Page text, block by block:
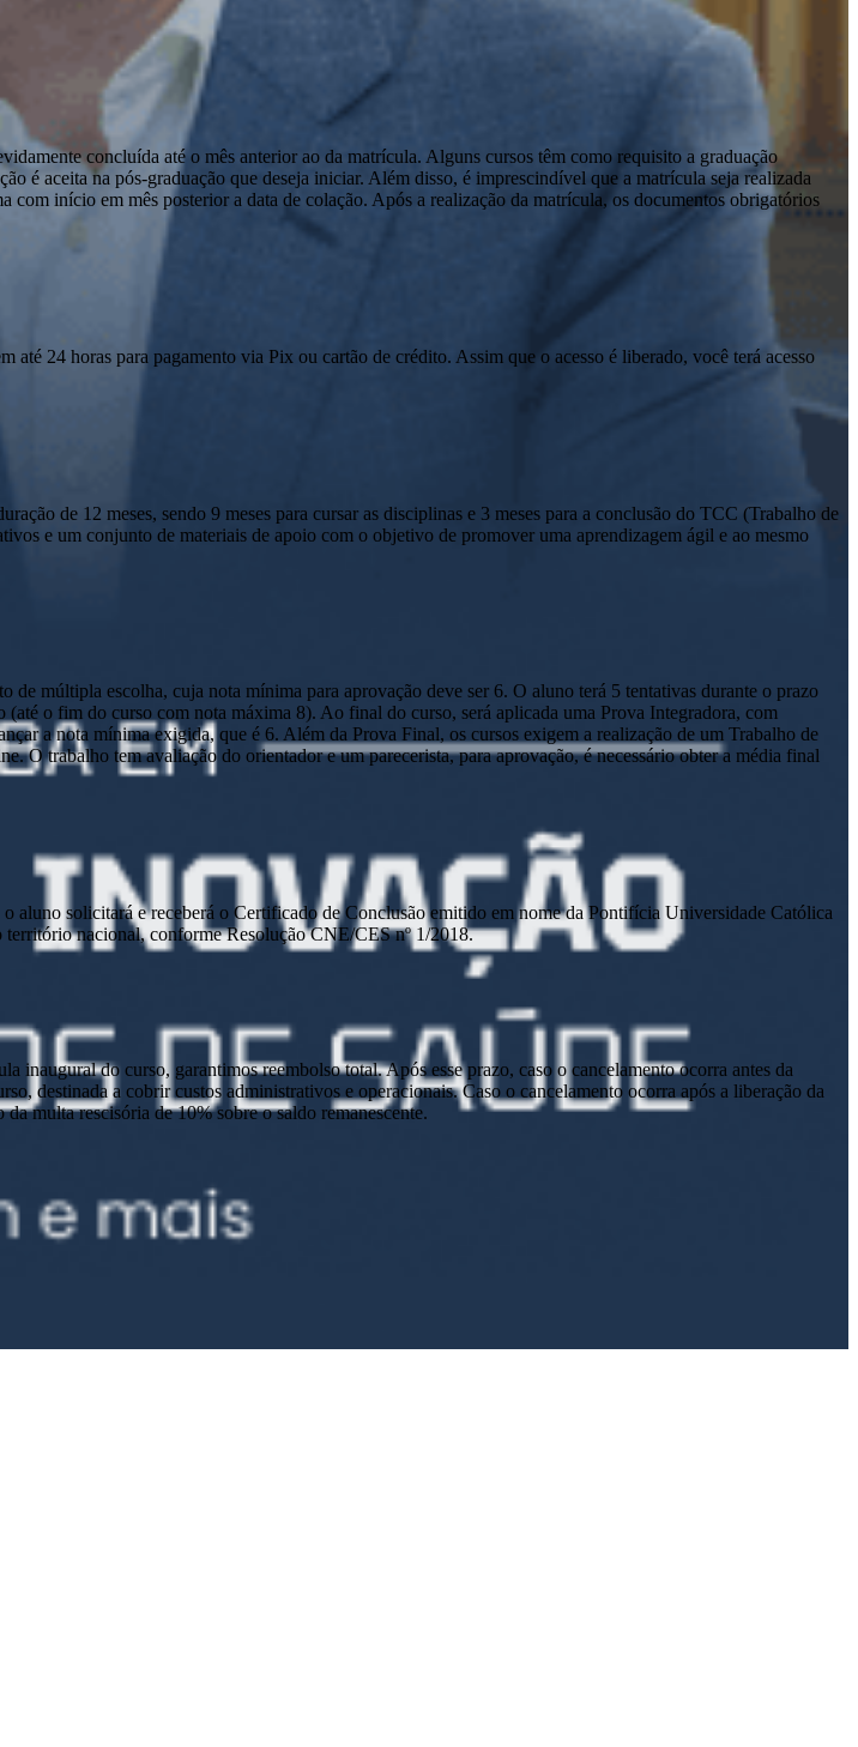
concluída até o mês anterior ao da matrícula. Alguns cursos têm como requisito a graduação
é aceita na pós-graduação que deseja iniciar. Além disso, é imprescindível que a matrícula seja realizada
início em mês posterior a data de colação. Após a realização da matrícula, os documentos obrigatórios
24 horas para pagamento via Pix ou cartão de crédito. Assim que o acesso é liberado, você terá acesso
de 12 meses, sendo 9 meses para cursar as disciplinas e 3 meses para a conclusão do TCC (Trabalho de
e um conjunto de materiais de apoio com o objetivo de promover uma aprendizagem ágil e ao mesmo
múltipla escolha, cuja nota mínima para aprovação deve ser 6. O aluno terá 5 tentativas durante o prazo
o fim do curso com nota máxima 8). Ao final do curso, será aplicada uma Prova Integradora, com
a nota mínima exigida, que é 6. Além da Prova Final, os cursos exigem a realização de um Trabalho de
trabalho tem avaliação do orientador e um parecerista, para aprovação, é necessário obter a média final
aluno solicitará e receberá o Certificado de Conclusão emitido em nome da Pontifícia Universidade Católica
nacional, conforme Resolução CNE/CES nº 1/2018.
inaugural do curso, garantimos reembolso total. Após esse prazo, caso o cancelamento ocorra antes da
destinada a cobrir custos administrativos e operacionais. Caso o cancelamento ocorra após a liberação da
multa rescisória de 10% sobre o saldo remanescente.